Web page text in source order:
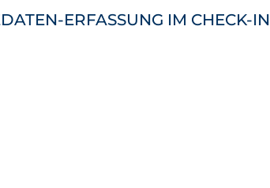
ERFASSUNG IM CHECK-IN